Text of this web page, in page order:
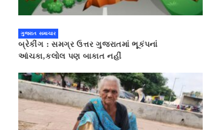
ગુજરાત સમાચાર
બ્રેકીંગ : સમગ્ર ઉત્તર ગુજરાતમાં ભૂકંપનાં
આંચકા,કલોલ પણ બાકાત નહીં